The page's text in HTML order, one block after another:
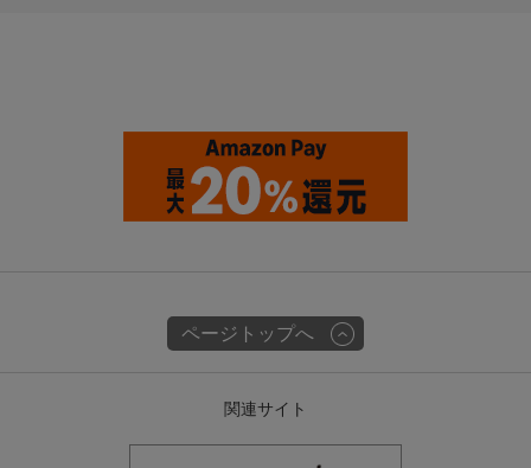
ページトップへ
関連サイト